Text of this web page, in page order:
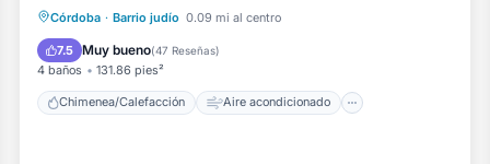
Córdoba · Barrio judío 0.09 mi al centro
7.5 Muy bueno(47 Reseñas)
4 baños 131.86 pies²
Chimenea/Calefacción Aire acondicionado
Aire acondicionado
Internet
Deportes/Actividades